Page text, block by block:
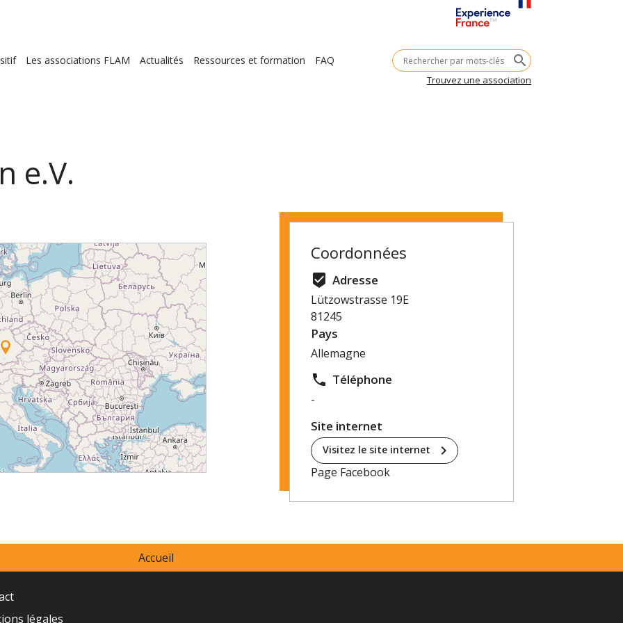
Les associations FLAM Actualités Ressources et formation FAQ
Mots-
clés
search
Trouvez une association
e.V.
Coordonnées
beenhere Adresse
Lützowstrasse 19E
81245
Pays
Allemagne
local_phone Téléphone
-
Site internet
Visitez le site internet chevron_right
Page Facebook
Accueil
légales